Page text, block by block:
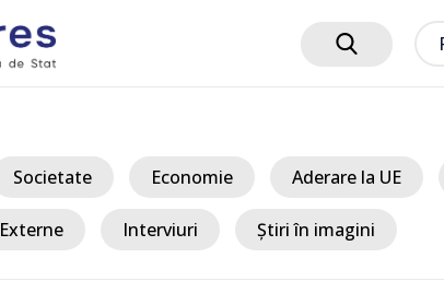
Societate Economie Aderare la UE
Externe Interviuri Știri în imagini